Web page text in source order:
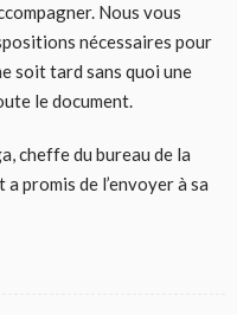
Nous vous
nécessaires pour
soit tard sans quoi une
le document.
cheffe du bureau de la
promis de l’envoyer à sa